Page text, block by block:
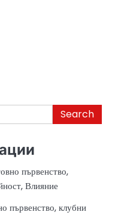
първенство,
Влияние
първенство, клубни